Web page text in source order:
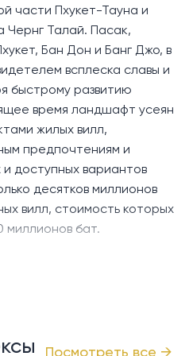
открытую кухню и
выходит наружу и
частный бассейн и
украшенную
имеют ванные комнаты.
главная спальня с
с ванной.
в спокойном,
отличным вариантом
близость к школам,
Бангтао и Лаян.
части Пхукет-Тауна и
Чернг Талай. Пасак,
Бан Дон и Банг Джо, в
всплеска славы и
быстрому развитию
время ландшафт усеян
жилых вилл,
предпочтениям и
доступных вариантов
десятков миллионов
вилл, стоимость которых
миллионов бат.
атмосфера, усиленная
заведениям в
Посмотреть все →